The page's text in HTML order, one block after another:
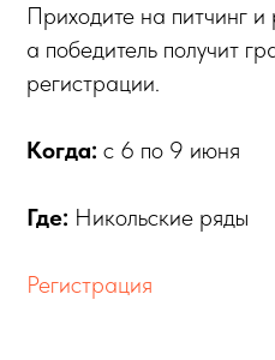
Приходите на питчинг
а победитель получит
регистрации.
Когда: с 6 по 9 июня
Где: Никольские ряды
Регистрация